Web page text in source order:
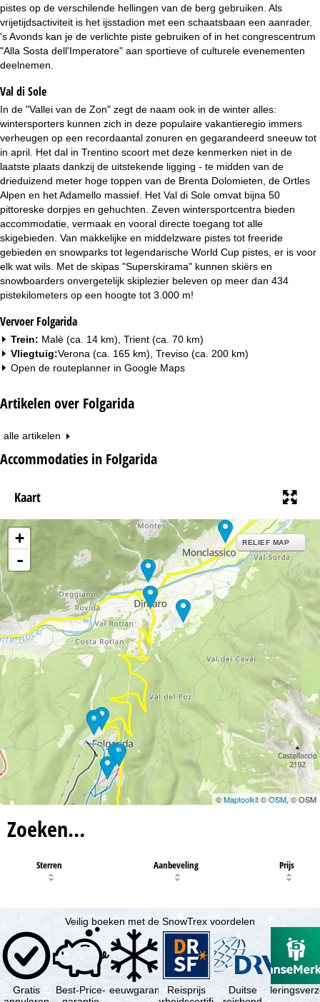
g
i
a
pistes op de verschilende hellingen van de berg gebruiken. Als
vrijetijdsactiviteit is het ijsstadion met een schaatsbaan een aanrader.
's Avonds kan je de verlichte piste gebruiken of in het congrescentrum
"Alla Sosta dell'Imperatore" aan sportieve of culturele evenementen
deelnemen.
Val di Sole
In de "Vallei van de Zon" zegt de naam ook in de winter alles:
wintersporters kunnen zich in deze populaire vakantieregio immers
verheugen op een recordaantal zonuren en gegarandeerd sneeuw tot
in april. Het dal in Trentino scoort met deze kenmerken niet in de
laatste plaats dankzij de uitstekende ligging - te midden van de
drieduizend meter hoge toppen van de Brenta Dolomieten, de Ortles
Alpen en het Adamello massief. Het Val di Sole omvat bijna 50
pittoreske dorpjes en gehuchten. Zeven wintersportcentra bieden
accommodatie, vermaak en vooral directe toegang tot alle
skigebieden. Van makkelijke en middelzware pistes tot freeride
gebieden en snowparks tot legendarische World Cup pistes, er is voor
elk wat wils. Met de skipas "Superskirama" kunnen skiërs en
snowboarders onvergetelijk skiplezier beleven op meer dan 434
pistekilometers op een hoogte tot 3.000 m!
Vervoer Folgarida
Trein: Malè (ca. 14 km), Trient (ca. 70 km)
Vliegtuig:Verona (ca. 165 km), Treviso (ca. 200 km)
Open de routeplanner in Google Maps
Artikelen over Folgarida
alle artikelen
Accommodaties in Folgarida
Kaart
+
-
RELIEF MAP
©Maptoolkit©OSM, © OSM
Zoeken…
Sterren Aanbeveling Prijs
Veilig boeken met de SnowTrex voordelen
Gratis
Best-Price-SneeuwgarantieReisprijs
Duitse